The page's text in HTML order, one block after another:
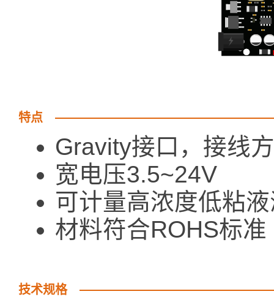
特点
Gravity接口，接线
宽电压3.5~24V
可计量高浓度低粘
材料符合ROHS标准
技术规格